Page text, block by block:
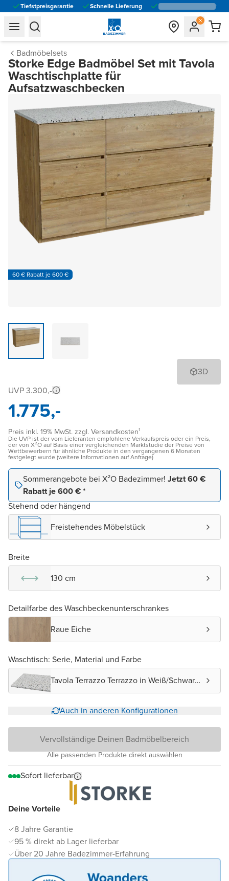
Tiefstpreisgarantie Schnelle Lieferung
general.navigation.toggle_menu.label
general.navigation.toggle_menu.label
Badmöbelsets
Storke Edge Badmöbel Set mit Tavola
Waschtischplatte für
Aufsatzwaschbecken
60 € Rabatt je 600 €
3D
Deine Vorteile
8 Jahre Garantie
95 % direkt ab Lager lieferbar
Über 20 Jahre Badezimmer-Erfahrung
UVP 3.300,-
1.775,-
Preis inkl. 19% MwSt. zzgl. Versandkosten¹
Die UVP ist der vom Lieferanten empfohlene Verkaufspreis oder ein Preis,
der von X²O auf Basis einer vergleichenden Marktstudie der Preise von
Wettbewerbern für ähnliche Produkte in den vergangenen 6 Monaten
festgelegt wurde (weitere Informationen auf Anfrage)
Sommerangebote bei X²O Badezimmer! Jetzt 60 €
Rabatt je 600 € *
Stehend oder hängend
Freistehendes Möbelstück
Breite
130 cm
Detailfarbe des Waschbeckenunterschrankes
Raue Eiche
Waschtisch: Serie, Material und Farbe
Tavola Terrazzo Terrazzo in Weiß/Schwarz
Auch in anderen Konfigurationen
Vervollständige Deinen Badmöbelbereich
Alle passenden Produkte direkt auswählen
Sofort lieferbar